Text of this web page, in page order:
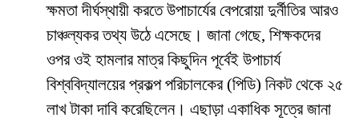
​ক্ষমতা দীর্ঘস্থায়ী করতে উপাচার্যের বেপরোয়া দুর্নীতির আরও
চাঞ্চল্যকর তথ্য উঠে এসেছে। জানা গেছে, শিক্ষকদের
ওপর ওই হামলার মাত্র কিছুদিন পূর্বেই উপাচার্য
বিশ্ববিদ্যালয়ের প্রকল্প পরিচালকের (পিডি) নিকট থেকে ২৫
লাখ টাকা দাবি করেছিলেন। এছাড়া একাধিক সূত্রে জানা